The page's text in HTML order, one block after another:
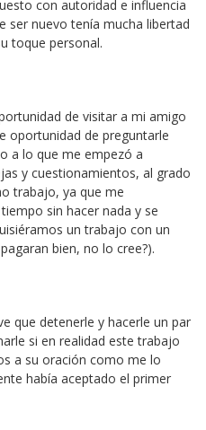
con autoridad e influencia
ser nuevo tenía mucha libertad
toque personal.
de visitar a mi amigo
oportunidad de preguntarle
a lo que me empezó a
y cuestionamientos, al grado
trabajo, ya que me
sin hacer nada y se
un trabajo con un
bien, no lo cree?).
que detenerle y hacerle un par
si en realidad este trabajo
a su oración como me lo
había aceptado el primer